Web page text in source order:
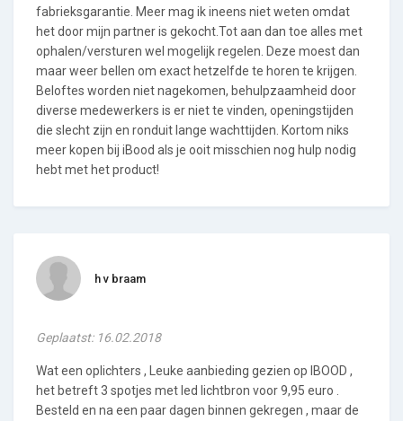
fabrieksgarantie. Meer mag ik ineens niet weten omdat
het door mijn partner is gekocht.Tot aan dan toe alles met
ophalen/versturen wel mogelijk regelen. Deze moest dan
maar weer bellen om exact hetzelfde te horen te krijgen.
Beloftes worden niet nagekomen, behulpzaamheid door
diverse medewerkers is er niet te vinden, openingstijden
die slecht zijn en ronduit lange wachttijden. Kortom niks
meer kopen bij iBood als je ooit misschien nog hulp nodig
hebt met het product!
h v braam
Geplaatst: 16.02.2018
Wat een oplichters , Leuke aanbieding gezien op IBOOD ,
het betreft 3 spotjes met led lichtbron voor 9,95 euro .
Besteld en na een paar dagen binnen gekregen , maar de